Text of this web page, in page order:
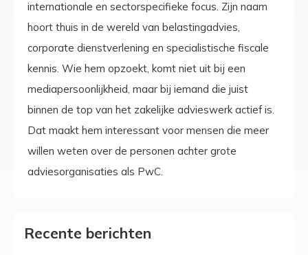
internationale en sectorspecifieke focus. Zijn naam
hoort thuis in de wereld van belastingadvies,
corporate dienstverlening en specialistische fiscale
kennis. Wie hem opzoekt, komt niet uit bij een
mediapersoonlijkheid, maar bij iemand die juist
binnen de top van het zakelijke advieswerk actief is.
Dat maakt hem interessant voor mensen die meer
willen weten over de personen achter grote
adviesorganisaties als PwC.
Recente berichten